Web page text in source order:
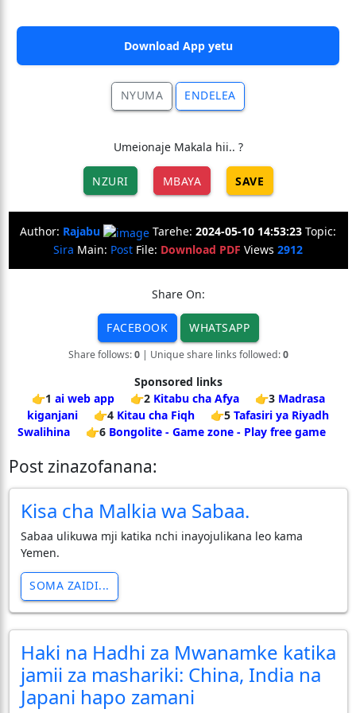
Download App yetu
NYUMA ENDELEA
Umeionaje Makala hii.. ?
NZURI MBAYA SAVE
Author: Rajabu Tarehe: 2024-05-10 14:53:23 Topic:
Sira Main: Post File: Download PDF Views 2912
Share On:
FACEBOOK WHATSAPP
Share follows:0| Unique share links followed:0
Sponsored links
👉1 ai web app 👉2 Kitabu cha Afya 👉3 Madrasa
kiganjani
👉4 Kitau cha Fiqh 👉5 Tafasiri ya Riyadh
Swalihina
👉6 Bongolite - Game zone - Play free game
Post zinazofanana:
Kisa cha Malkia wa Sabaa.
Sabaa ulikuwa mji katika nchi inayojulikana leo kama
Yemen.
SOMA ZAIDI...
Haki na Hadhi za Mwanamke katika
jamii za mashariki: China, India na
Japani hapo zamani